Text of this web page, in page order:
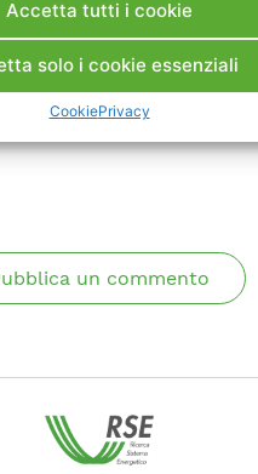
Accetta tutti i cookie
solo i cookie essenziali
CookiePrivacy
paesi.
Scarica Articolo
un commento